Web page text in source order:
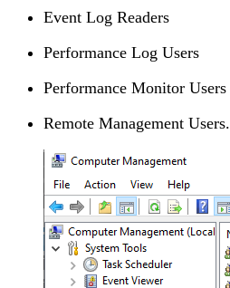
Event Log Readers
Performance Log Users
Performance Monitor Users
Remote Management Users.